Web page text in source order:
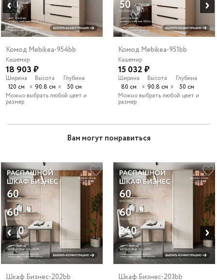
Комод Mebikea-954bb
Кашемир
18 903 ₽
Ширина
120 см
х
Высота
90.8 см х
Глубина
50 см
Можно выбрать любой цвет и
размер
Комод Mebikea-951bb
Кашемир
15 032 ₽
Ширина
80 см
х
Высота
90.8 см х
Глубина
50 см
Можно выбрать любой цвет и
размер
Вам могут понравиться
Шкаф Бизнес-202bb Шкаф Бизнес-203bb